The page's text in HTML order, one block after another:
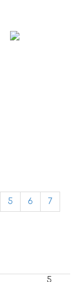
5 6 7
5